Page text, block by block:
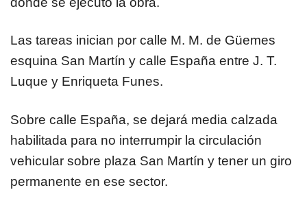
Las tareas inician por calle M. M. de Güemes
esquina San Martín y calle España entre J. T.
Luque y Enriqueta Funes.
Sobre calle España, se dejará media calzada
habilitada para no interrumpir la circulación
vehicular sobre plaza San Martín y tener un giro
permanente en ese sector.